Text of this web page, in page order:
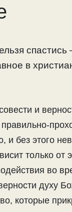
в
и
и без этого
только от
во
духу
которые